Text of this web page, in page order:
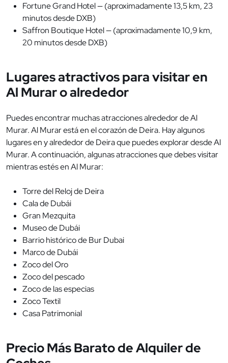
Fortune Grand Hotel — (aproximadamente 13,5 km, 23
minutos desde DXB)
Saffron Boutique Hotel — (aproximadamente 10,9 km,
20 minutos desde DXB)
Lugares atractivos para visitar en
Al Murar o alrededor
Puedes encontrar muchas atracciones alrededor de Al
Murar. Al Murar está en el corazón de Deira. Hay algunos
lugares en y alrededor de Deira que puedes explorar desde Al
Murar. A continuación, algunas atracciones que debes visitar
mientras estés en Al Murar:
Torre del Reloj de Deira
Cala de Dubái
Gran Mezquita
Museo de Dubái
Barrio histórico de Bur Dubai
Marco de Dubái
Zoco del Oro
Zoco del pescado
Zoco de las especias
Zoco Textil
Casa Patrimonial
Precio Más Barato de Alquiler de